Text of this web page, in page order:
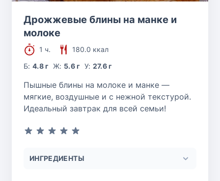
Дрожжевые блины на манке и
молоке
1 ч.
180.0 ккал
Б:4.8 г Ж: 5.6 г У: 27.6 г
Пышные блины на молоке и манке —
мягкие, воздушные и с нежной текстурой.
Идеальный завтрак для всей семьи!
ИНГРЕДИЕНТЫ